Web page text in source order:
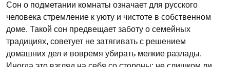
Сон о подметании комнаты означает для русского
человека стремление к уюту и чистоте в собственном
доме. Такой сон предвещает заботу о семейных
традициях, советует не затягивать с решением
домашних дел и вовремя убирать мелкие разлады.